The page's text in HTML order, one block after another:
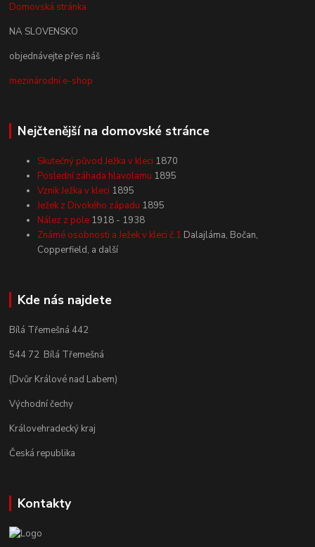
Domovská stránka
NA SLOVENSKO
objednávejte přes náš
mezinárodní e-shop
Nejčtenější na domovské stránce
Skutečný původ Ježka v kleci 1870
Poslední záhada hlavolamu 1895
Vznik Ježka v kleci 1895
Ježek z Divokého západu 1895
Nález z pole 1918 - 1938
Známé osobnosti a Ježek v kleci č.1 Dalajláma, Bočan,
Copperfield, a další
Kde nás najdete
Bílá Třemešná 442
544 72 Bílá Třemešná
(Dvůr Králové nad Labem)
Východní čechy
Královehradecký kraj
Česká republika
Kontakty